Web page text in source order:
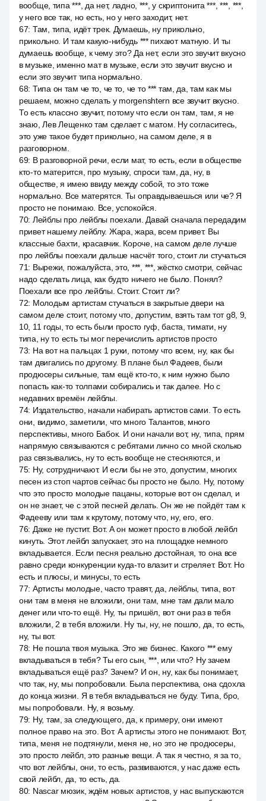
вообще, типа ***, да нет, ладно, ***, у скриптонита ***, ***, ***,
у него все так, но есть, но у него заходит, нет.
67: Там, типа, идёт трек. Думаешь, ну прикольно,
прикольно. И там какую-нибудь *** пихают матную. И ты
думаешь вообще, к чему это? Да нет, если это звучит вкусно
в музыке, именно мат в музыке, если это звучит вкусно и
если это звучит типа нормально.
68: Типа он там че то, че то, че то *** там, да, там как мы
решаем, можно сделать у morgenshtern все звучит вкусно.
То есть классно звучит, потому что если он там, там, я не
знаю, Лев Лещенко там сделает с матом. Ну согласитесь,
это уже такое будет прикольно, на самом деле, я в
разговорном.
69: В разговорной речи, если мат, то есть, если в обществе
кто-то матерится, про музыку, спроси там, да, ну, в
обществе, я имею ввиду между собой, то это тоже
нормально. Все матерятся. Ты оправдываешься или че? Я
просто не понимаю. Все, успокойся.
70: Лейблы про лейблы поехали. Давай сначала передадим
привет нашему лейблу. Жара, жара, всем привет. Вы
классные бахти, красавчик. Короче, на самом деле лучше
про лейблы поехали дальше насчёт того, стоит ли стучаться
71: Вырежи, пожалуйста, это, ***, ***, жёстко смотри, сейчас
надо сделать лица, как будто ничего не было. Понял?
Поехали все про лейблы. Стоит. Стоит ли?
72: Молодым артистам стучаться в закрытые двери на
самом деле стоит, потому что, допустим, взять там тот g8, 9,
10, 11 годы, то есть были просто гуф, баста, тимати, ну
типа, ну то есть ты мог перечислить артистов просто
73: На вот на пальцах 1 руки, потому что всем, ну, как бы
там двигались по другому. В плане был Фадеев, были
продюсеры сильные, там ещё кто-то, к ним нужно было
попасть как-то толпами собирались и так далее. Но с
недавних времён лейблы.
74: Издательство, начали набирать артистов сами. То есть
они, видимо, заметили, что много Талантов, много
перспективы, много Бабок. И они начали вот, ну, типа, прям
напрямую связываются с ребятами лично со мной сколько
раз связывались, ну то есть вообще не стесняются, и
75: Ну, сотрудничают. И если бы не это, допустим, многих
песен из стоп чартов сейчас бы просто не было. Ну, потому
что это просто молодые пацаны, которые вот он сделал, и
он не знает, че с этой песней делать. Он же не пойдёт там к
Фадееву или там к крутому, потому что, ну, его, его.
76: Даже не пустит. Вот. А он может просто в любой лейбл
кинуть. Этот лейбл запускает, это на площадке немного
вкладывается. Если песня реально достойная, то она все
равно среди конкуренции куда-то влазит и стреляет. Вот. Но
есть и плюсы, и минусы, то есть
77: Артисты молодые, часто травят, да, лейблы, типа, вот
они там в меня не вложили, они там, мне там дали мало
денег или что-то ещё. Ну, ты пришёл, вот они раз в тебя
вложили, 2 в тебя вложили. Ну ты, ну, не пошло, да, то есть,
ну, ты вот.
78: Не пошла твоя музыка. Это же бизнес. Какого *** ему
вкладываться в тебя? Ты его сын, ***, или что? Ну зачем
вкладываться ещё раз? Зачем? И он, ну, как бы понимает,
что так, ну, мы попробовали. Была перспектива, она сдохла
до конца жизни. Я в тебя вкладываться не буду. Типа, бро,
мы попробовали. Ну, я возьму.
79: Ну, там, за следующего, да, к примеру, они имеют
полное право на это. Вот. А артисты этого не понимают. Вот,
типа, меня не подтянули, меня не, но это не продюсеры,
это просто лейбл, это разные вещи. А так я честно, я за то,
что вот лейблы, они, то есть, развиваются, у нас даже есть
свой лейбл, да, то есть, да.
80: Nascar мюзик, ждём новых артистов, у нас выпускаются